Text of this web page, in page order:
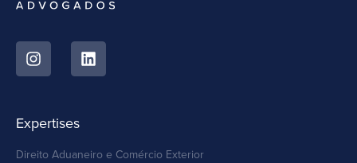
Expertises
Direito Aduaneiro e Comércio Exterior